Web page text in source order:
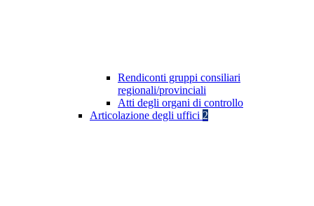
Rendiconti gruppi consiliari
regionali/provinciali
Atti degli organi di controllo
Articolazione degli uffici 2